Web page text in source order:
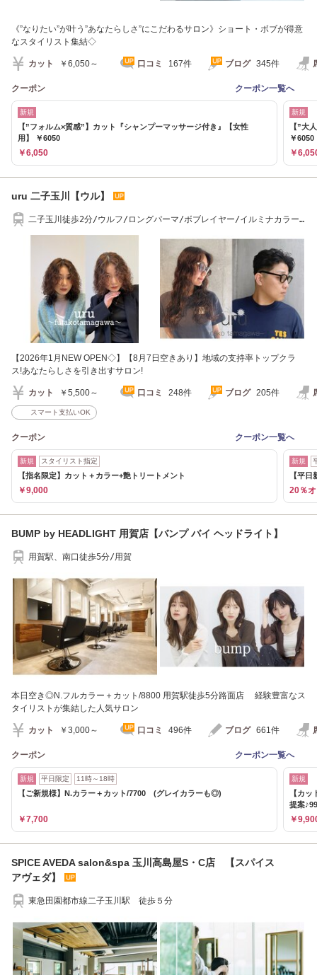
《”なりたい”が叶う”あなたらしさ”にこだわるサロン》ショート・ボブが得意
なスタイリスト集結◇
カット ￥6,050～ 口コミ 167件 ブログ 345件
クーポン クーポン一覧へ
新規
【”フォルム×質感”】カット『シャンプーマッサージ付き』【女性
用】 ￥6050
￥6,050
新規
【”大
￥6050
￥
uru 二子玉川【ウル】
二子玉川徒歩2分/ウルフ/ロングパーマ/ボブレイヤー/イルミナカラー/
【2026年1月NEW OPEN◇】【8月7日空きあり】地域の支持率トップクラ
ス!あなたらしさを引き出すサロン!
カット ￥5,500～ 口コミ 248件 ブログ 205件
スマート支払いOK
クーポン クーポン一覧へ
新規 スタイリスト指定
【指名限定】カット＋カラー+艶トリートメント
￥9,000
新規
【平
20％
BUMP by HEADLIGHT 用賀店【バンプ バイ ヘッドライト】
用賀駅、南口徒歩5分/用賀
本日空き◎N.フルカラー＋カット/8800 用賀駅徒歩5分路面店 経験豊富なス
タイリストが集結した人気サロン
カット ￥3,000～ 口コミ 496件 ブログ 661件
クーポン クーポン一覧へ
新規 平日限定 11時～18時
【ご新規様】N.カラー＋カット/7700 (グレイカラーも◎)
￥7,700
新規
【カ
提案
￥
SPICE AVEDA salon&spa 玉川高島屋S・C店 【スパイス
アヴェダ】
東急田園都市線二子玉川駅 徒歩５分